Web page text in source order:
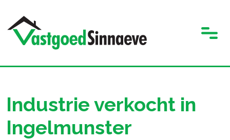
Industrie verkocht in
Ingelmunster